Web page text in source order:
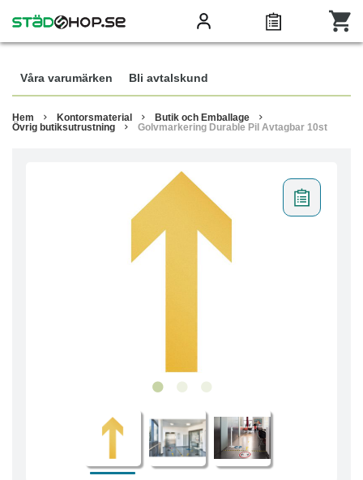
Våra varumärken Bli avtalskund
Hem Kontorsmaterial
Butik och Emballage
Övrig butiksutrustning
Golvmarkering Durable Pil Avtagbar 10st